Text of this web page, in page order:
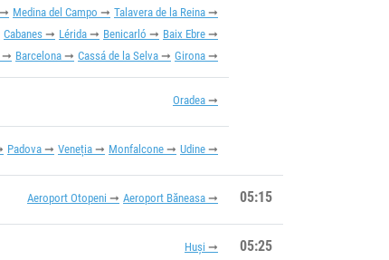
Medina del Campo
Talavera de la Reina
Cabanes Lérida Benicarló
Baix Ebre
Barcelona Cassá de la Selva Girona
Oradea
Padova Veneția Monfalcone Udine
Aeroport Otopeni Aeroport Băneasa 05:15
Huși 05:25